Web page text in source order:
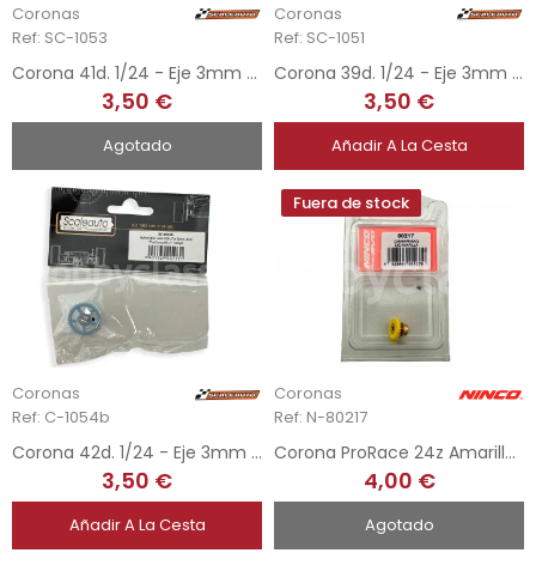
Coronas
Ref: SC-1053
Corona 41d. 1/24 - Eje 3mm - ProComp RS
3,50 €
Agotado
Coronas
Ref: SC-1051
Corona 39d. 1/24 - Eje 3mm - ProComp RS
3,50 €
Añadir A La Cesta
Coronas
Ref: C-1054b
Corona 42d. 1/24 - Eje 3mm - ProComp RS-2
3,50 €
Añadir A La Cesta
Fuera de stock
Coronas
Ref: N-80217
Corona ProRace 24z Amarilla - 3,32"
4,00 €
Agotado